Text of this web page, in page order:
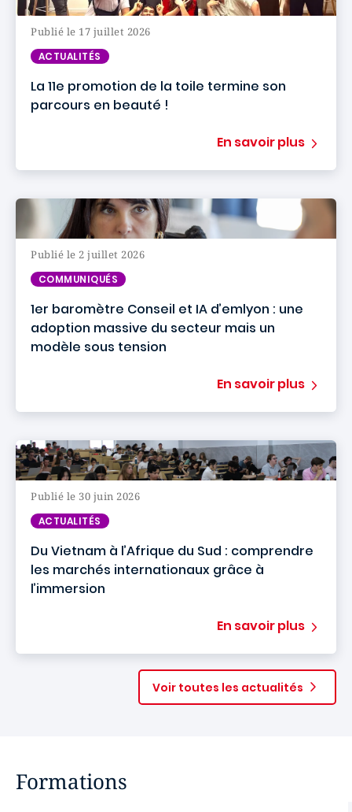
Publié le 17 juillet 2026
ACTUALITÉS
La 11e promotion de la toile termine son
parcours en beauté !
En savoir plus
Publié le 2 juillet 2026
COMMUNIQUÉS
1er baromètre Conseil et IA d’emlyon : une
adoption massive du secteur mais un
modèle sous tension
En savoir plus
Publié le 30 juin 2026
ACTUALITÉS
Du Vietnam à l’Afrique du Sud : comprendre
les marchés internationaux grâce à
l’immersion
En savoir plus
Voir toutes les actualités
Formations